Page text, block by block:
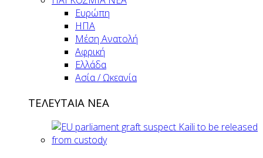
Ευρώπη
ΗΠΑ
Μέση Ανατολή
Αφρική
Ελλάδα
Ασία / Ωκεανία
ΤΕΛΕΥΤΑΙΑ ΝΕΑ